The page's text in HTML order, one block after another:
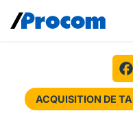
Solutions de main-
ACQUISITION DE